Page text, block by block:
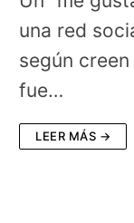
una red
según
fue…
LEER MÁS →